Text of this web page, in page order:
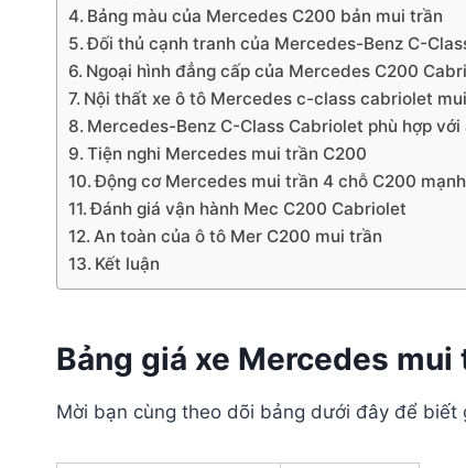
Bảng màu của Mercedes C200 bản mui trần
Đối thủ cạnh tranh của Mercedes-Benz C-
Ngoại hình đẳng cấp của Mercedes C200
Nội thất xe ô tô Mercedes c-class cabriolet
Mercedes-Benz C-Class Cabriolet phù hợp với
Tiện nghi Mercedes mui trần C200
Động cơ Mercedes mui trần 4 chỗ C200
Đánh giá vận hành Mec C200 Cabriolet
An toàn của ô tô Mer C200 mui trần
Kết luận
Bảng giá xe Mercedes
Mời bạn cùng theo dõi bảng dưới đây để